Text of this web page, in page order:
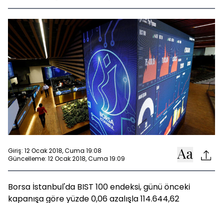
Giriş: 12 Ocak 2018, Cuma 19:08
Güncelleme: 12 Ocak 2018, Cuma 19:09
Borsa İstanbul'da BIST 100 endeksi, günü önceki
kapanışa göre yüzde 0,06 azalışla 114.644,62